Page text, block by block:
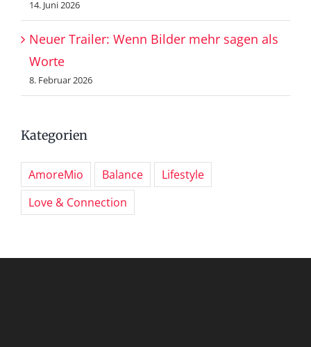
14. Juni 2026
Neuer Trailer: Wenn Bilder mehr sagen als
Worte
8. Februar 2026
Kategorien
AmoreMio Balance
Lifestyle
Love & Connection